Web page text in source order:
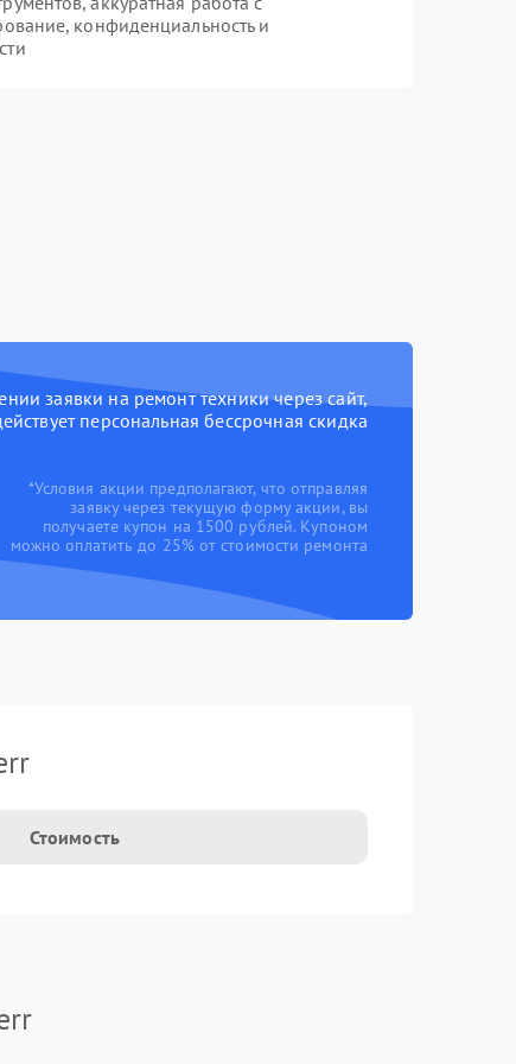
конфиденциальность и
заявки на ремонт техники через сайт,
персональная бессрочная скидка
*Условия акции предполагают, что отправляя
заявку через текущую форму акции, вы
получаете купон на 1500 рублей. Купоном
можно оплатить до 25% от стоимости ремонта
Стоимость